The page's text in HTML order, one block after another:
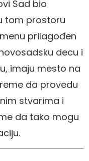
Sad bio
tom prostoru
prilagođen
decu i
imaju mesto na
da provedu
stvarima i
da tako mogu